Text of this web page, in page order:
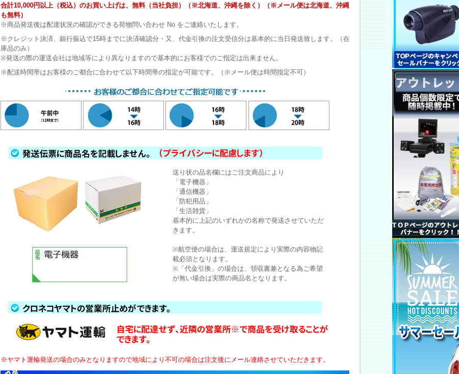
合計10,000円以上（税込）のお買い上げは、無料（当社負担）（※北海道、沖縄を除く）（※メール便は北海道、沖縄
も無料）
※商品発送後は配達状況の確認ができる荷物問い合わせ No をご連絡いたします。
※クレジット決済、銀行振込で15時までに決済確認分・又、代金引換の注文受信分は基本的に当日発送致します。（在
庫品のみ）
※発送の際の運送会社は地域等により異なりますので基本的にお客様でのご指定は出来ません。
※配送時間帯はお客様のご都合に合わせて以下時間帯の指定が可能です。（※メール便は時間指定不可）
送り状の品名欄にはご注文商品により
「電子機器」
「通信機器」
「防犯用品」
「生活雑貨」
基本的に上記のいずれかの名称で発送させていただ
きます。
※航空便の場合は、運送規定により実際の内容物記
載必須となります。
※「代金引換」の場合は、領収書兼となる為ご希望
が無い場合は実際の商品名となります。
※ヤマト運輸発送の場合のみとなりますので地域により不可の場合は注文後にメール連絡させていただきます。